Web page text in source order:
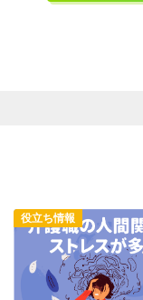
役立ち情報